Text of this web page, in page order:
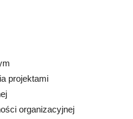
projektami
organizacyjnej